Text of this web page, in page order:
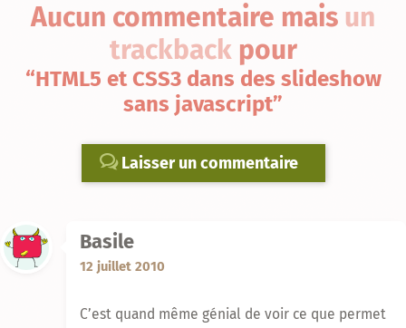
Aucun commentaire mais un
trackbackpour
“HTML5 et CSS3 dans des slideshow
sans javascript”
Laisser un commentaire
Basile
12 juillet 2010
C’est quand même génial de voir ce que permet